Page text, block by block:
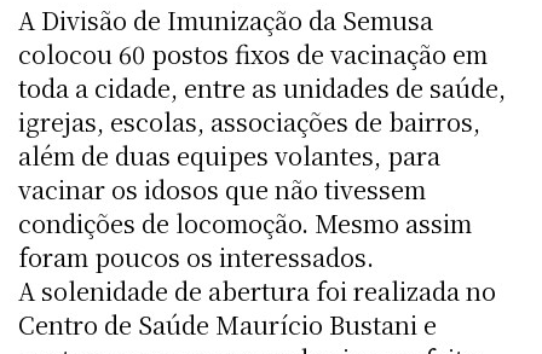
A Divisão de Imunização da Semusa
colocou 60 postos fixos de vacinação em
toda a cidade, entre as unidades de saúde,
igrejas, escolas, associações de bairros,
além de duas equipes volantes, para
vacinar os idosos que não tivessem
condições de locomoção. Mesmo assim
foram poucos os interessados.
A solenidade de abertura foi realizada no
Centro de Saúde Maurício Bustani e